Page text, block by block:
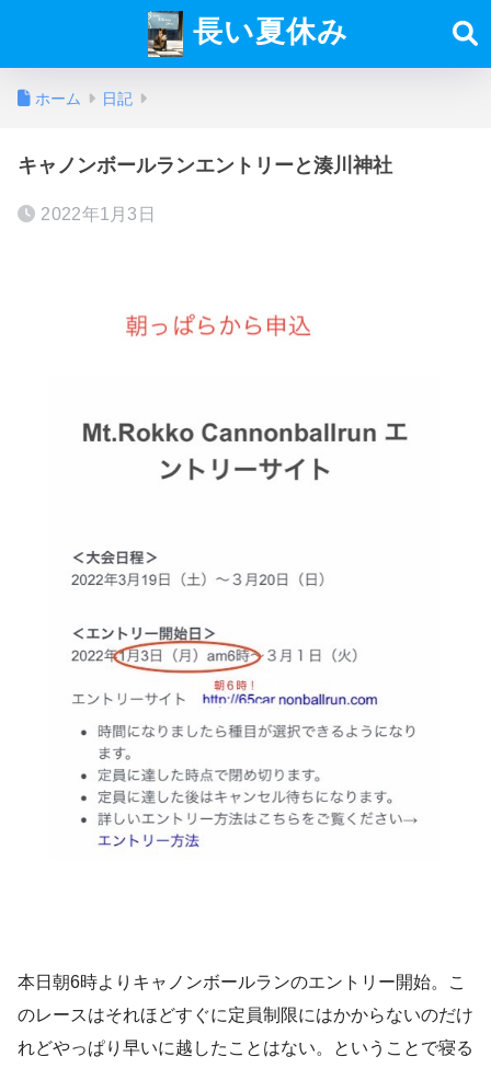
長い夏休み
ホーム 日記
キャノンボールランエントリーと湊川神社
2022年1月3日
本日朝6時よりキャノンボールランのエントリー開始。こ
のレースはそれほどすぐに定員制限にはかからないのだけ
れどやっぱり早いに越したことはない。ということで寝る